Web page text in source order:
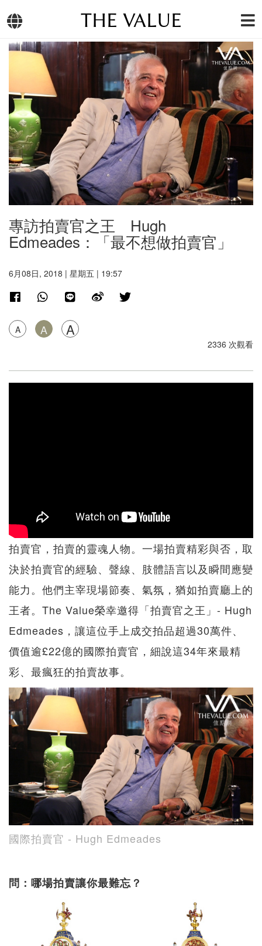
THE VALUE
專訪拍賣官之王 Hugh
Edmeades：「最不想做拍賣官」
6月08日, 2018 | 星期五 | 19:57
A A A
2336 次觀看
拍賣官，拍賣的靈魂人物。一場拍賣精彩與否，取
決於拍賣官的經驗、聲線、肢體語言以及瞬間應變
能力。他們主宰現場節奏、氣氛，猶如拍賣廳上的
王者。The Value榮幸邀得「拍賣官之王」- Hugh
Edmeades，讓這位手上成交拍品超過30萬件、
價值逾£22億的國際拍賣官，細說這34年來最精
彩、最瘋狂的拍賣故事。
國際拍賣官 - Hugh Edmeades
問：哪場拍賣讓你最難忘？